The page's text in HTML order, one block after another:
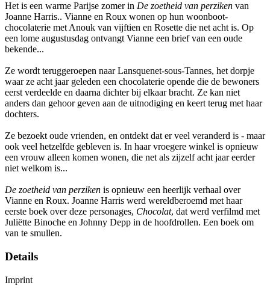
Het is een warme Parijse zomer in De zoetheid van perziken van
Joanne Harris.. Vianne en Roux wonen op hun woonboot-
chocolaterie met Anouk van vijftien en Rosette die net acht is. Op
een lome augustusdag ontvangt Vianne een brief van een oude
bekende...
Ze wordt teruggeroepen naar Lansquenet-sous-Tannes, het dorpje
waar ze acht jaar geleden een chocolaterie opende die de bewoners
eerst verdeelde en daarna dichter bij elkaar bracht. Ze kan niet
anders dan gehoor geven aan de uitnodiging en keert terug met haar
dochters.
Ze bezoekt oude vrienden, en ontdekt dat er veel veranderd is - maar
ook veel hetzelfde gebleven is. In haar vroegere winkel is opnieuw
een vrouw alleen komen wonen, die net als zijzelf acht jaar eerder
niet welkom is...
De zoetheid van perziken is opnieuw een heerlijk verhaal over
Vianne en Roux. Joanne Harris werd wereldberoemd met haar
eerste boek over deze personages, Chocolat, dat werd verfilmd met
Juliëtte Binoche en Johnny Depp in de hoofdrollen. Een boek om
van te smullen.
Details
Imprint